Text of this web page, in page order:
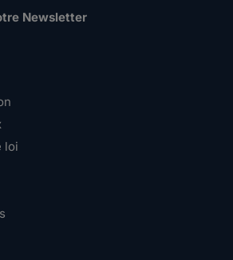
Newsletter
loi